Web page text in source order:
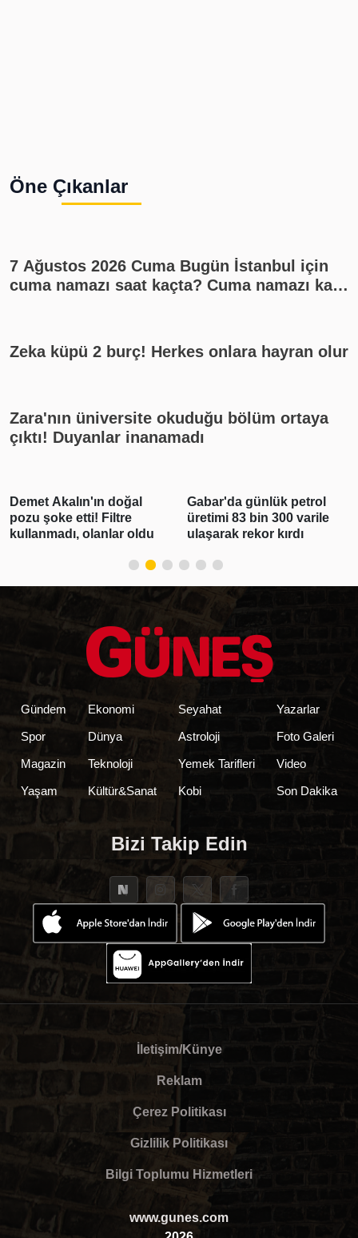
Öne Çıkanlar
7 Ağustos 2026 Cuma Bugün İstanbul için
cuma namazı saat kaçta? Cuma namazı kaç
Zeka küpü 2 burç! Herkes onlara hayran olur
Zara'nın üniversite okuduğu bölüm ortaya
çıktı! Duyanlar inanamadı
Demet Akalın'ın doğal
pozu şoke etti! Filtre
kullanmadı, olanlar oldu
Gabar'da günlük petrol
üretimi 83 bin 300 varile
ulaşarak rekor kırdı
Gündem
Spor
Magazin
Yaşam
Ekonomi
Dünya
Teknoloji
Kültür&Sanat
Seyahat
Astroloji
Yemek Tarifleri
Kobi
Yazarlar
Foto Galeri
Video
Son Dakika
Bizi Takip Edin
İletişim/Künye
Reklam
Çerez Politikası
Gizlilik Politikası
Bilgi Toplumu Hizmetleri
www.gunes.com